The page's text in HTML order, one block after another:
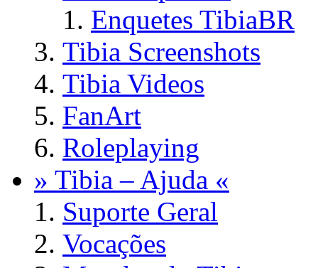
Enquetes TibiaBR
Tibia Screenshots
Tibia Videos
FanArt
Roleplaying
» Tibia – Ajuda «
Suporte Geral
Vocações